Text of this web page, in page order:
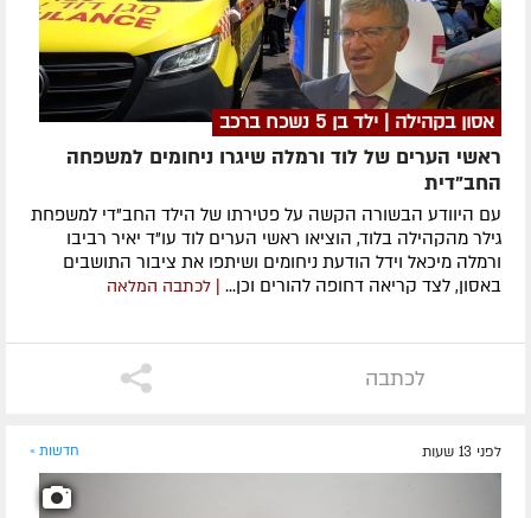
אסון בקהילה | ילד בן 5 נשכח ברכב
ראשי הערים של לוד ורמלה שיגרו ניחומים למשפחה
החב"דית
עם היוודע הבשורה הקשה על פטירתו של הילד החב"די למשפחת
גילר מהקהילה בלוד, הוציאו ראשי הערים לוד עו"ד יאיר רביבו
ורמלה מיכאל וידל הודעת ניחומים ושיתפו את ציבור התושבים
באסון, לצד קריאה דחופה להורים וכן...
| לכתבה המלאה
לכתבה
לפני 13 שעות חדשות »